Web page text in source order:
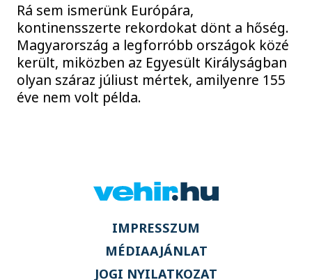
Rá sem ismerünk Európára,
kontinensszerte rekordokat dönt a hőség.
Magyarország a legforróbb országok közé
került, miközben az Egyesült Királyságban
olyan száraz júliust mértek, amilyenre 155
éve nem volt példa.
IMPRESSZUM
MÉDIAAJÁNLAT
JOGI NYILATKOZAT